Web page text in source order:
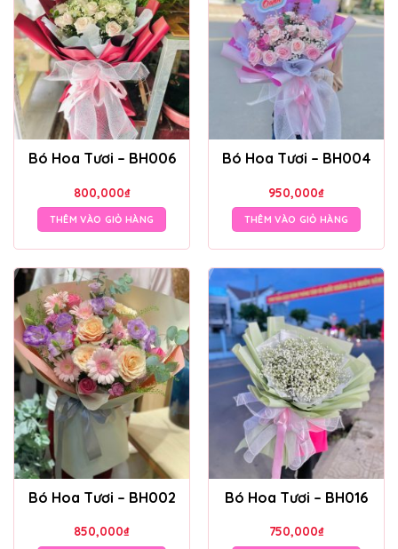
Bó Hoa Tươi – BH006
800,000₫
THÊM VÀO GIỎ HÀNG
Bó Hoa Tươi – BH004
950,000₫
THÊM VÀO GIỎ HÀNG
Bó Hoa Tươi – BH002
850,000₫
Bó Hoa Tươi – BH016
750,000₫